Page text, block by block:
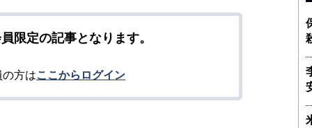
限定の記事となります。
方はここからログイン